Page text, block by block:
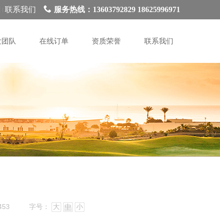
联系我们 服务热线：13603792829 18625996971
队 在线订单 资质荣誉 联系我们
字号： 大 中 小